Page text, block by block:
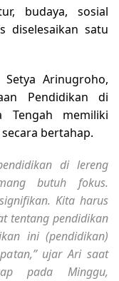
budaya, sosial
diselesaikan satu
Setya Arinugroho,
Pendidikan di
memiliki
bertahap.
di lereng
butuh fokus.
Kita harus
tentang pendidikan
ini (pendidikan)
ujar Ari saat
pada Minggu,